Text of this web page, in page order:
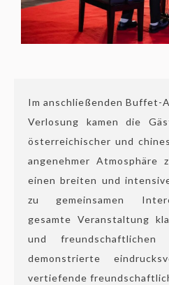
Im anschließenden Buffet-
Verlosung kamen die
österreichischer und
angenehmer Atmosphäre
einen breiten und
zu gemeinsamen
gesamte Veranstaltung
und
demonstrierte
vertiefende